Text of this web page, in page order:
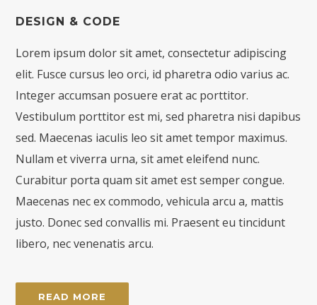
DESIGN & CODE
Lorem ipsum dolor sit amet, consectetur adipiscing
elit. Fusce cursus leo orci, id pharetra odio varius ac.
Integer accumsan posuere erat ac porttitor.
Vestibulum porttitor est mi, sed pharetra nisi dapibus
sed. Maecenas iaculis leo sit amet tempor maximus.
Nullam et viverra urna, sit amet eleifend nunc.
Curabitur porta quam sit amet est semper congue.
Maecenas nec ex commodo, vehicula arcu a, mattis
justo. Donec sed convallis mi. Praesent eu tincidunt
libero, nec venenatis arcu.
READ MORE